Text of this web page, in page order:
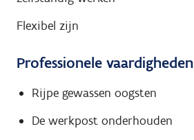
Flexibel zijn
Professionele vaardigheden
Rijpe gewassen oogsten
De werkpost onderhouden